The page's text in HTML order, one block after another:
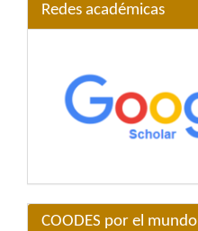
Redes académicas
COODES por el mundo